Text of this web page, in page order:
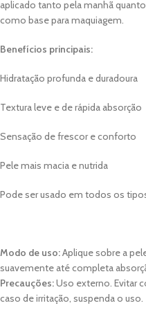
aplicado tanto pela manhã
como base para maquiagem.
Benefícios principais:
Hidratação profunda e duradoura
Textura leve e de rápida absorção
Sensação de frescor e conforto
Pele mais macia e nutrida
Pode ser usado em todos os
Modo de uso:Aplique sobre a
suavemente até completa
Precauções:Uso externo. Evitar
caso de irritação, suspenda o uso.